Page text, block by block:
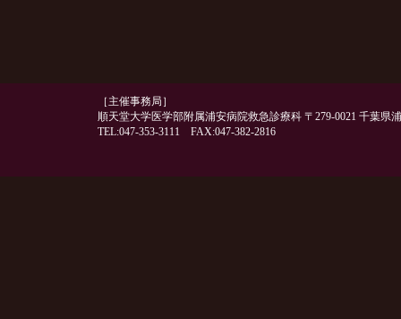
［主催事務局］
順天堂大学医学部附属浦安病院救急診療科 〒279-0021 千葉県
TEL:047-353-3111 FAX:047-382-2816